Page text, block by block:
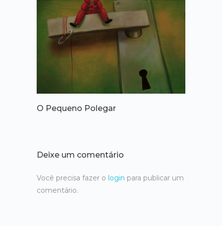
O Pequeno Polegar
Deixe um comentário
Você precisa fazer o login para publicar um
comentário.